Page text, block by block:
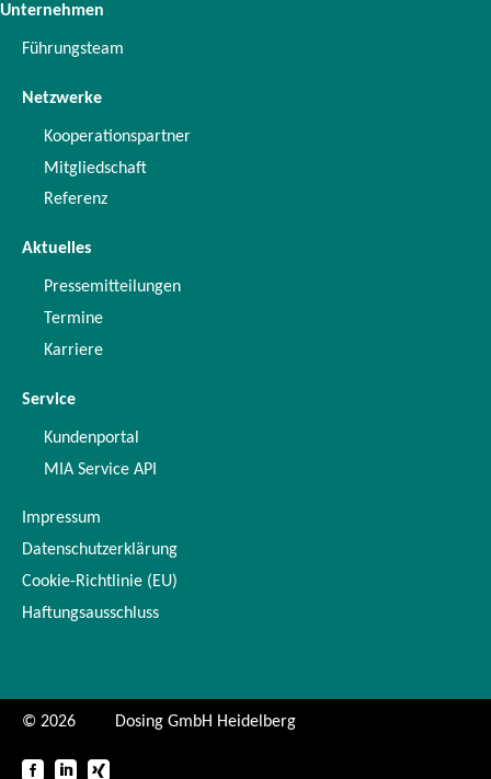
Unternehmen
Führungsteam
Netzwerke
Kooperationspartner
Mitgliedschaft
Referenz
Aktuelles
Pressemitteilungen
Termine
Karriere
Service
Kundenportal
MIA Service API
Impressum
Datenschutzerklärung
Cookie-Richtlinie (EU)
Haftungsausschluss
© 2026 Dosing GmbH Heidelberg